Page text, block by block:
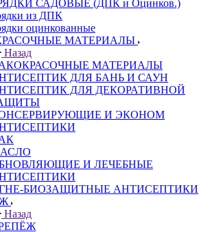
САДОВЫЕ (ДПК и Оцинков.)
из ДПК
оцинкованные
МАТЕРИАЛЫ
Назад
МАТЕРИАЛЫ
ДЛЯ БАНЬ И САУН
ДЛЯ ДЕКОРАТИВНОЙ
И ЭКОНОМ
И ЛЕЧЕБНЫЕ
БИОЗАЩИТНЫЕ АНТИСЕПТИКИ
Назад